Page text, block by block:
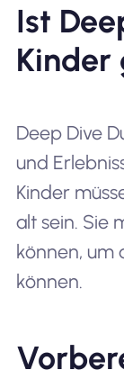
Ist
Kinder
Deep Dive
und
Kinder
alt sein. Sie
können, um
können.